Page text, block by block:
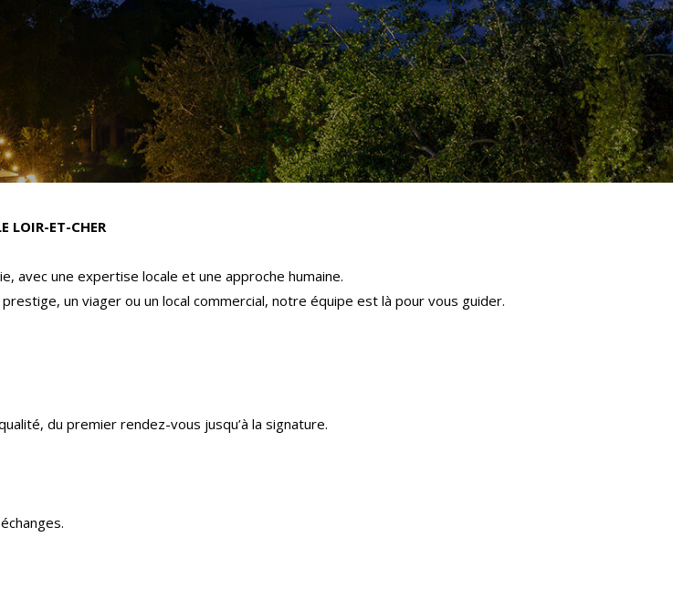
LOIR-ET-CHER
avec une expertise locale et une approche humaine.
un viager ou un local commercial, notre équipe est là pour vous guider.
du premier rendez-vous jusqu’à la signature.